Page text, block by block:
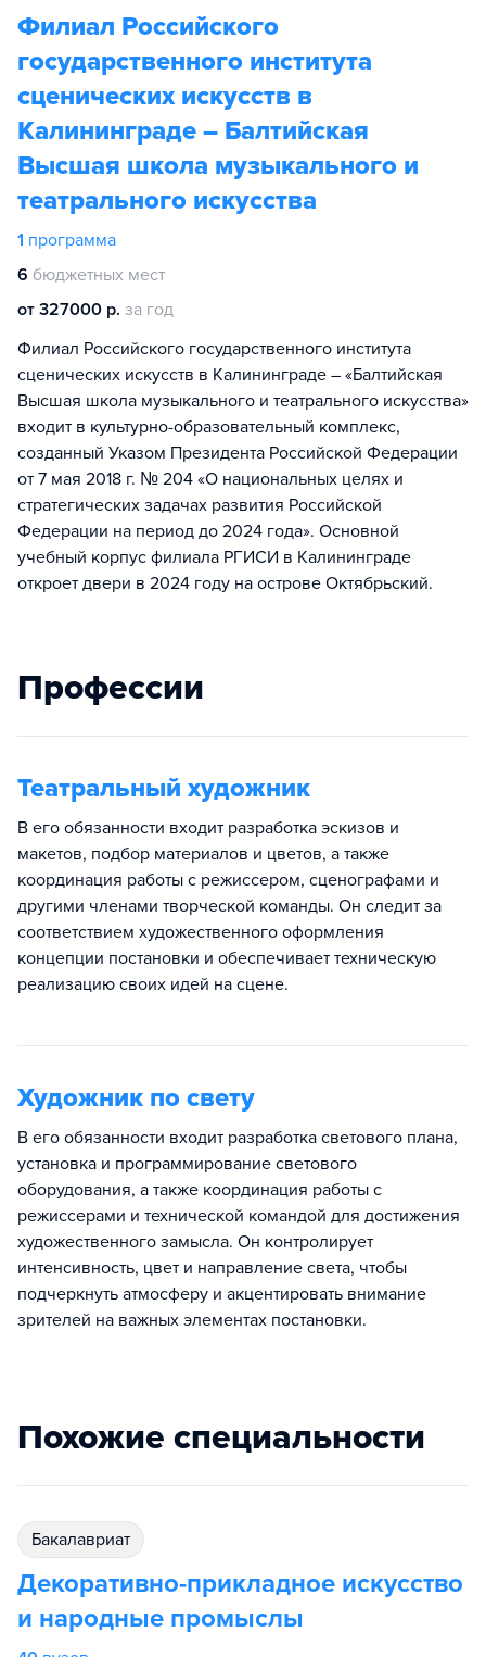
Филиал Российского
государственного института
сценических искусств в
Калининграде – Балтийская
Высшая школа музыкального и
театрального искусства
1 программа
6 бюджетных мест
от 327000 р. за год
Филиал Российского государственного института
сценических искусств в Калининграде – «Балтийская
Высшая школа музыкального и театрального искусства»
входит в культурно-образовательный комплекс,
созданный Указом Президента Российской Федерации
от 7 мая 2018 г. № 204 «О национальных целях и
стратегических задачах развития Российской
Федерации на период до 2024 года». Основной
учебный корпус филиала РГИСИ в Калининграде
откроет двери в 2024 году на острове Октябрьский.
Профессии
Театральный художник
В его обязанности входит разработка эскизов и
макетов, подбор материалов и цветов, а также
координация работы с режиссером, сценографами и
другими членами творческой команды. Он следит за
соответствием художественного оформления
концепции постановки и обеспечивает техническую
реализацию своих идей на сцене.
Художник по свету
В его обязанности входит разработка светового плана,
установка и программирование светового
оборудования, а также координация работы с
режиссерами и технической командой для достижения
художественного замысла. Он контролирует
интенсивность, цвет и направление света, чтобы
подчеркнуть атмосферу и акцентировать внимание
зрителей на важных элементах постановки.
Похожие специальности
бакалавриат
Декоративно-прикладное искусство
и народные промыслы